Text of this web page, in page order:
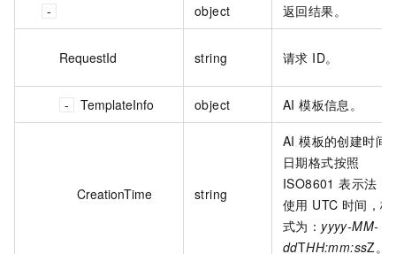
object 返回结果。
RequestId string 请求 ID。
TemplateInfo object AI 模板信息。
CreationTime string
AI 模板的创建时间
日期格式按照
ISO8601 表示法，
使用 UTC 时间，格
式为： yyyy-MM-
ddTHH:mm:ssZ。